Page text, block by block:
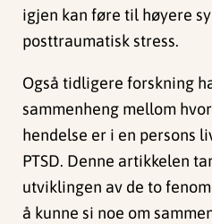
igjen kan føre til høyere
posttraumatisk stress.
Også tidligere forskning
sammenheng mellom
hendelse er i en persons
PTSD. Denne artikkelen
utviklingen av de to
å kunne si noe om